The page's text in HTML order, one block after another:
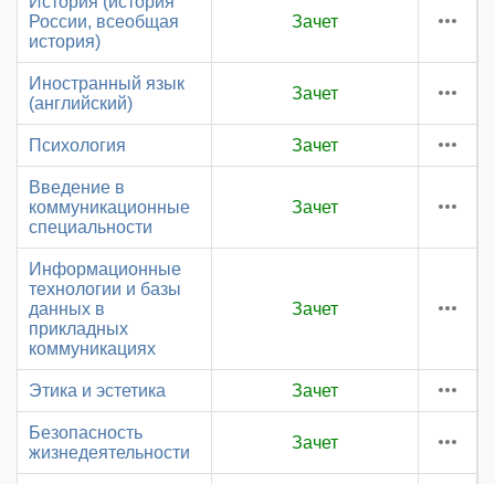
России, всеобщая
история)
Зачет
Иностранный язык
(английский)
Зачет
Психология Зачет
Введение в
коммуникационные
специальности
Зачет
Информационные
технологии и базы
данных в
прикладных
коммуникациях
Зачет
Этика и эстетика Зачет
Безопасность
жизнедеятельности
Зачет